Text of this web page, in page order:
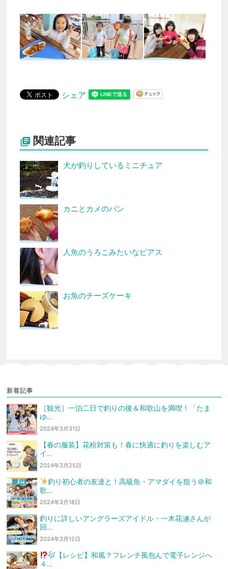
シェア
 関連記事
犬が釣りしているミニチュア
カニとカメのパン
人魚のうろこみたいなピアス
お魚のチーズケーキ
新着記事
［観光］一泊二日で釣りの後＆和歌山を満喫！「たま
ゆ…
2024年3月31日
【春の服装】花粉対策も！春に快適に釣りを楽しむア
イ…
2024年3月25日
釣り初心者の友達と！高級魚・アマダイを狙う ＠和
歌…
2024年3月18日
釣りに詳しいアングラーズアイドル・一木花漣さんが
回…
2024年3月12日
【レシピ】和風？フレンチ風包んで電子レンジへ
４…